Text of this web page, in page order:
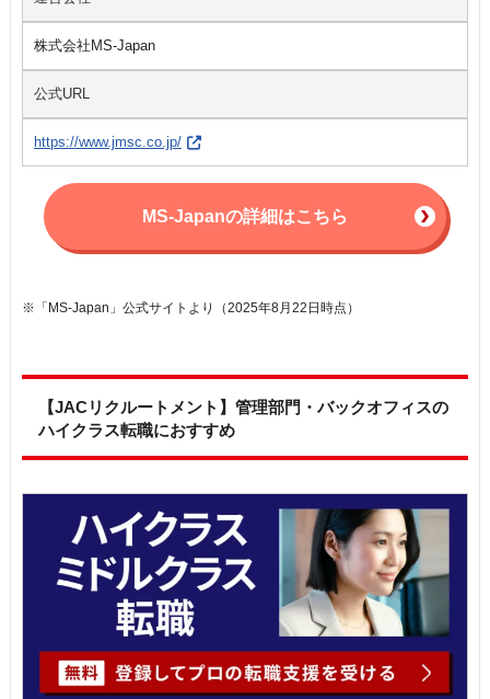
株式会社MS-Japan
公式URL
https://www.jmsc.co.jp/
MS-Japanの詳細はこちら
※「MS-Japan」公式サイトより（2025年8月22日時点）
【JACリクルートメント】管理部門・バックオフィスの
ハイクラス転職におすすめ